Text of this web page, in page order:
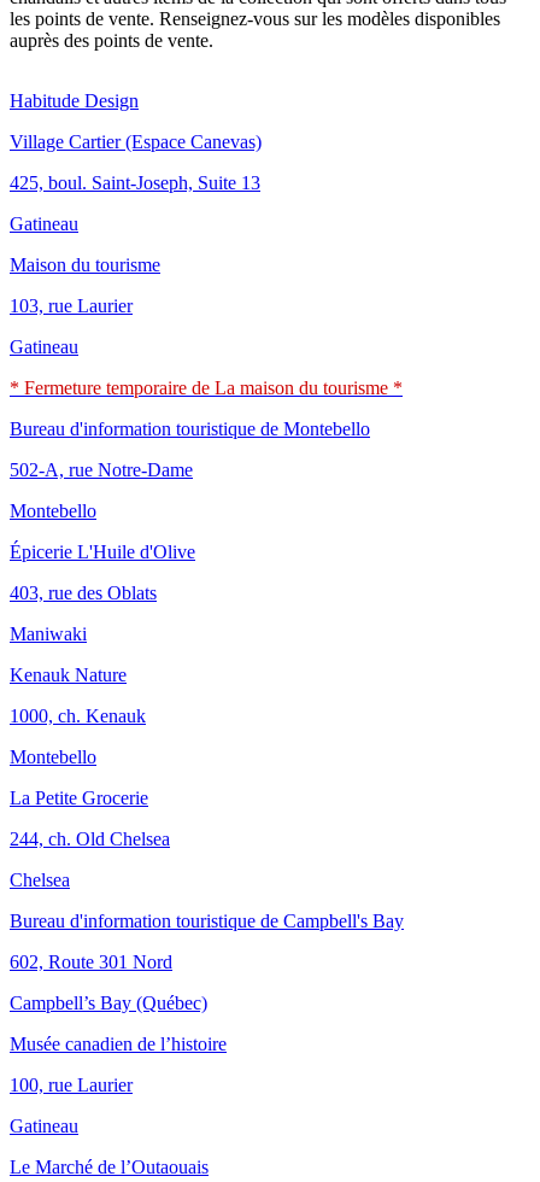
les points de vente. Renseignez-vous sur les modèles disponibles
auprès des points de vente.
Habitude Design
Village Cartier (Espace Canevas)
425, boul. Saint-Joseph, Suite 13
Gatineau
Maison du tourisme
103, rue Laurier
Gatineau
* Fermeture temporaire de La maison du tourisme *
Bureau d'information touristique de Montebello
502-A, rue Notre-Dame
Montebello
Épicerie L'Huile d'Olive
403, rue des Oblats
Maniwaki
Kenauk Nature
1000, ch. Kenauk
Montebello
La Petite Grocerie
244, ch. Old Chelsea
Chelsea
Bureau d'information touristique de Campbell's Bay
602, Route 301 Nord
Campbell’s Bay (Québec)
Musée canadien de l’histoire
100, rue Laurier
Gatineau
Le Marché de l’Outaouais